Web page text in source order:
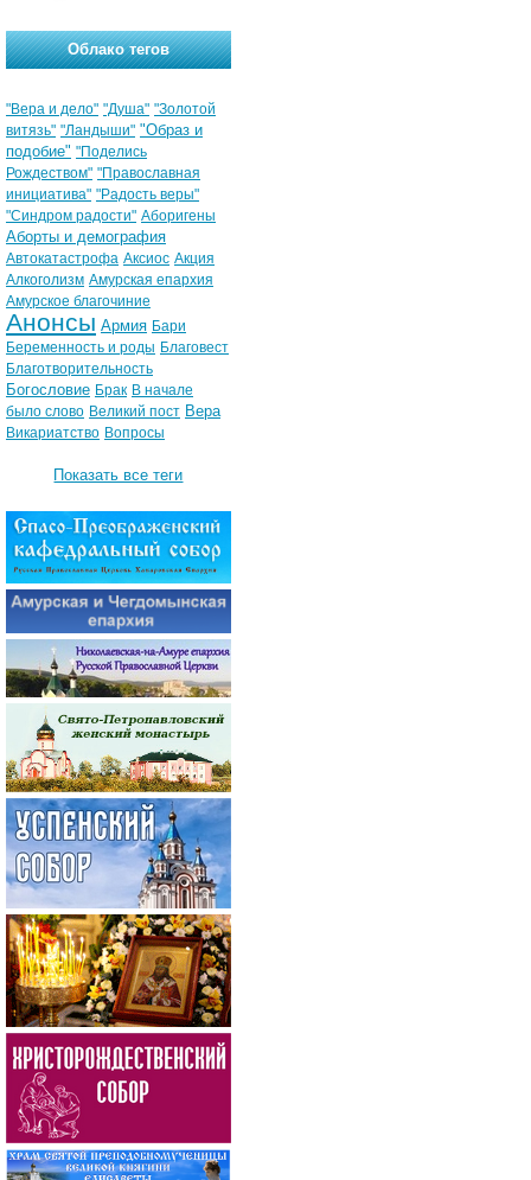
Облако тегов
"Вера и дело" "Душа" "Золотой
витязь" "Ландыши" "Образ и
подобие" "Поделись
Рождеством" "Православная
инициатива" "Радость веры"
"Синдром радости" Аборигены
Аборты и демография
Автокатастрофа Аксиос Акция
Алкоголизм Амурская епархия
Амурское благочиние
Анонсы Армия Бари
Беременность и роды Благовест
Благотворительность
Богословие Брак В начале
было слово Великий пост Вера
Викариатство Вопросы
Показать все теги